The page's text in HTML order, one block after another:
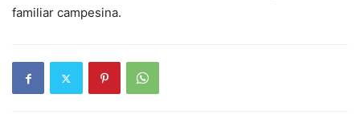
familiar campesina.